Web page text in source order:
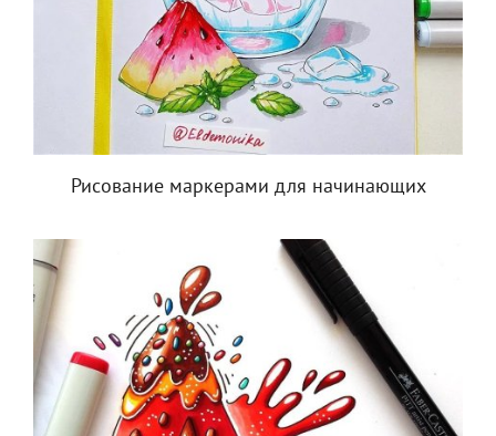
Рисование маркерами для начинающих